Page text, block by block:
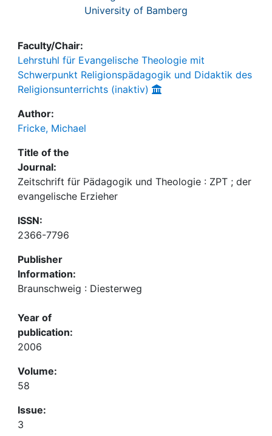
University of Bamberg
Faculty/Chair:
Lehrstuhl für Evangelische Theologie mit
Schwerpunkt Religionspädagogik und Didaktik des
Religionsunterrichts (inaktiv)
Author:
Fricke, Michael
Title of the
Journal:
Zeitschrift für Pädagogik und Theologie : ZPT ; der
evangelische Erzieher
ISSN:
2366-7796
Publisher
Information:
Braunschweig : Diesterweg
Year of
publication:
2006
Volume:
58
Issue:
3